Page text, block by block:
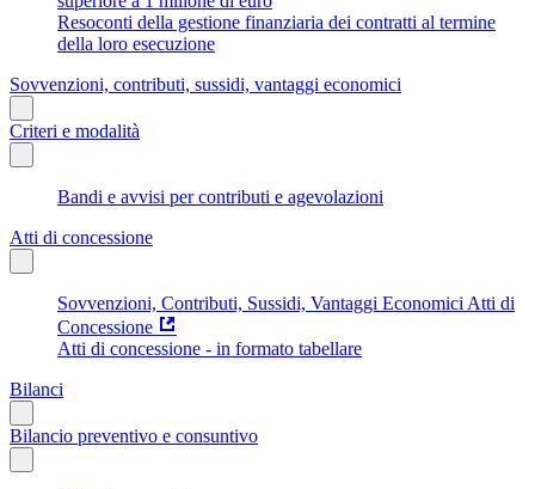
Resoconti della gestione finanziaria dei contratti al termine
della loro esecuzione
Sovvenzioni, contributi, sussidi, vantaggi economici
Criteri e modalità
Bandi e avvisi per contributi e agevolazioni
Atti di concessione
Sovvenzioni, Contributi, Sussidi, Vantaggi Economici Atti di
Concessione
Atti di concessione - in formato tabellare
Bilanci
Bilancio preventivo e consuntivo